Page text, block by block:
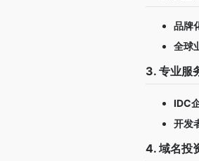
品牌
全球
3. 专业服
IDC
开发
4. 域名投